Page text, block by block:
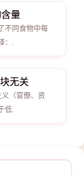
量
不同食物中每
：.
无关
（官僚、资
低.